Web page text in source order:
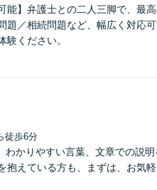
能】弁護士との二人三脚で、最
題／相続問題など、幅広く対応
ください。
徒歩6分
わかりやすい言葉、文章での説
えている方も、まずは、お気軽